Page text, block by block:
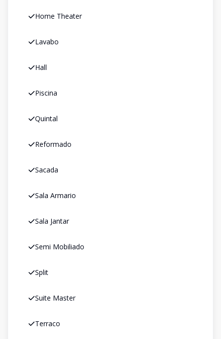
Home Theater
Lavabo
Hall
Piscina
Quintal
Reformado
Sacada
Sala Armario
Sala Jantar
Semi Mobiliado
Split
Suite Master
Terraco